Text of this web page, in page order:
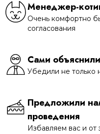
Менеджер-
Очень комфортно
согласования
Сами
Убедили не только
Предложили
проведения
Избавляем вас и от